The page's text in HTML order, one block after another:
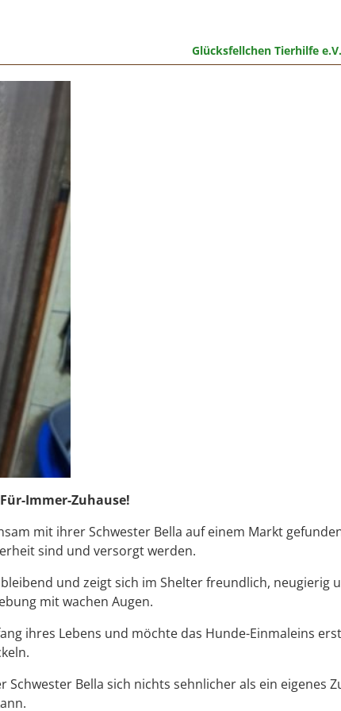
Glücksfellchen Tierhilfe e.V.
Immer-Zuhause!
mit ihrer Schwester Bella auf einem Markt
sind und versorgt werden.
und zeigt sich im Shelter freundlich, neugierig
mit wachen Augen.
ihres Lebens und möchte das Hunde-Einmaleins
Schwester Bella sich nichts sehnlicher als ein